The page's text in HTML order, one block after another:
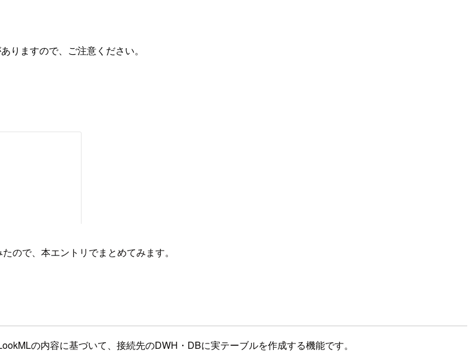
りますので、ご注意ください。
ので、本エントリでまとめてみます。
の内容に基づいて、接続先のDWH・DBに実テーブルを作成する機能です。